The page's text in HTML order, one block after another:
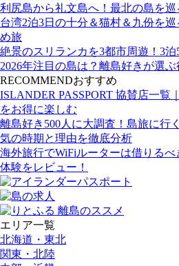
利尻島から礼文島へ！最北の島を
台湾2泊3日の十分＆猫村＆九份を
め旅
絶景のスリランカを3都市周遊！3
2026年注目の島は？離島好きが選
RECOMMENDおすすめ
ISLANDER PASSPORT 協賛店一覧
をお得に楽しむ
離島好き500人に大調査！島旅に行
気の時期と理由を徹底分析
海外旅行でWiFiルーターは借りる
体験をレビュー！
エリア一覧
北海道・東北
関東・北陸